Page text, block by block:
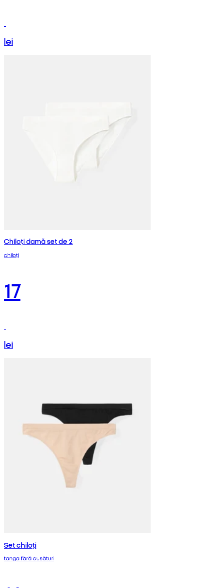
lei
Chiloți damă set de 2
chiloți
17
lei
Set chiloți
tanga fără cusături